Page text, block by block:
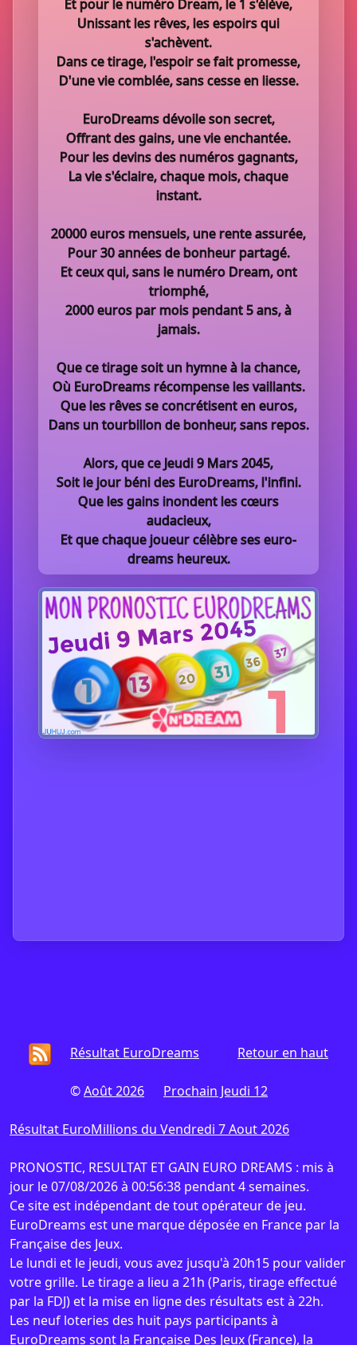
Et pour le numéro Dream, le 1 s'élève,
Unissant les rêves, les espoirs qui
s'achèvent.
Dans ce tirage, l'espoir se fait promesse,
D'une vie comblée, sans cesse en liesse.
EuroDreams dévoile son secret,
Offrant des gains, une vie enchantée.
Pour les devins des numéros gagnants,
La vie s'éclaire, chaque mois, chaque
instant.
20000 euros mensuels, une rente assurée,
Pour 30 années de bonheur partagé.
Et ceux qui, sans le numéro Dream, ont
triomphé,
2000 euros par mois pendant 5 ans, à
jamais.
Que ce tirage soit un hymne à la chance,
Où EuroDreams récompense les vaillants.
Que les rêves se concrétisent en euros,
Dans un tourbillon de bonheur, sans repos.
Alors, que ce Jeudi 9 Mars 2045,
Soit le jour béni des EuroDreams, l'infini.
Que les gains inondent les cœurs
audacieux,
Et que chaque joueur célèbre ses euro-
dreams heureux.
Retour en haut
Résultat EuroDreams
©Août 2026 Prochain Jeudi 12
Résultat EuroMillions du Vendredi 7 Aout 2026
PRONOSTIC, RESULTAT ET GAIN EURO DREAMS : mis à
jour le 07/08/2026 à 00:56:38 pendant 4 semaines.
Ce site est indépendant de tout opérateur de jeu.
EuroDreams est une marque déposée en France par la
Française des Jeux.
Le lundi et le jeudi, vous avez jusqu'à 20h15 pour valider
votre grille. Le tirage a lieu a 21h (Paris, tirage effectué
par la FDJ) et la mise en ligne des résultats est à 22h.
Les neuf loteries des huit pays participants à
EuroDreams sont la Française Des Jeux(France), la